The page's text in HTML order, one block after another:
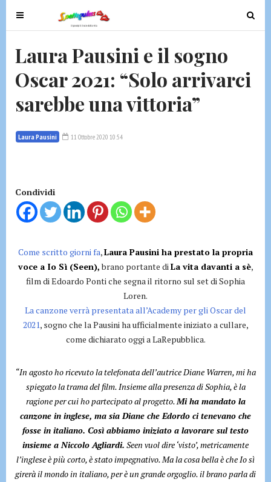
T
o
l
e
n
v
i
t
o
T
o
l
e
Laura Pausini e il sogno
Oscar 2021: “Solo arrivarci
sarebbe una vittoria”
Laura Pausini 11 Ottobre 2020 10:54
Condividi
Come scritto giorni fa,Laura Pausini ha prestato la propria
voce a Io Sì (Seen),brano portante diLa vita davanti a sè,
film di Edoardo Ponti che segna il ritorno sul set di Sophia
Loren.
La canzone verrà presentata all’Academy per gli Oscar del
2021, sogno che la Pausini ha ufficialmente iniziato a cullare,
come dichiarato oggi a LaRepubblica.
“In agosto ho ricevuto la telefonata dell’autrice Diane Warren, mi ha
spiegato la trama del film. Insieme alla presenza di Sophia, è la
ragione per cui ho partecipato al progetto.Mi ha mandato la
canzone in inglese, ma sia Diane che Edordo ci tenevano che
fosse in italiano. Così abbiamo iniziato a lavorare sul testo
insieme a Niccolo Agliardi. Seen vuol dire ‘visto’, metricamente
l’inglese è più corto, è stato impegnativo. Ma la cosa bella è che Io sì
girerà il mondo in italiano, per è un grande orgoglio. il brano parla di